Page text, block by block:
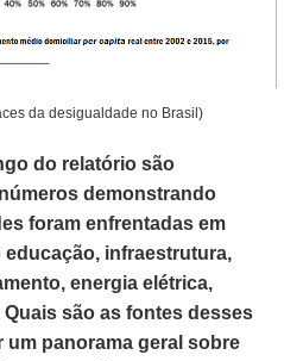
da desigualdade no Brasil)
do relatório são
demonstrando
foram enfrentadas em
infraestrutura,
energia elétrica,
são as fontes desses
panorama geral sobre